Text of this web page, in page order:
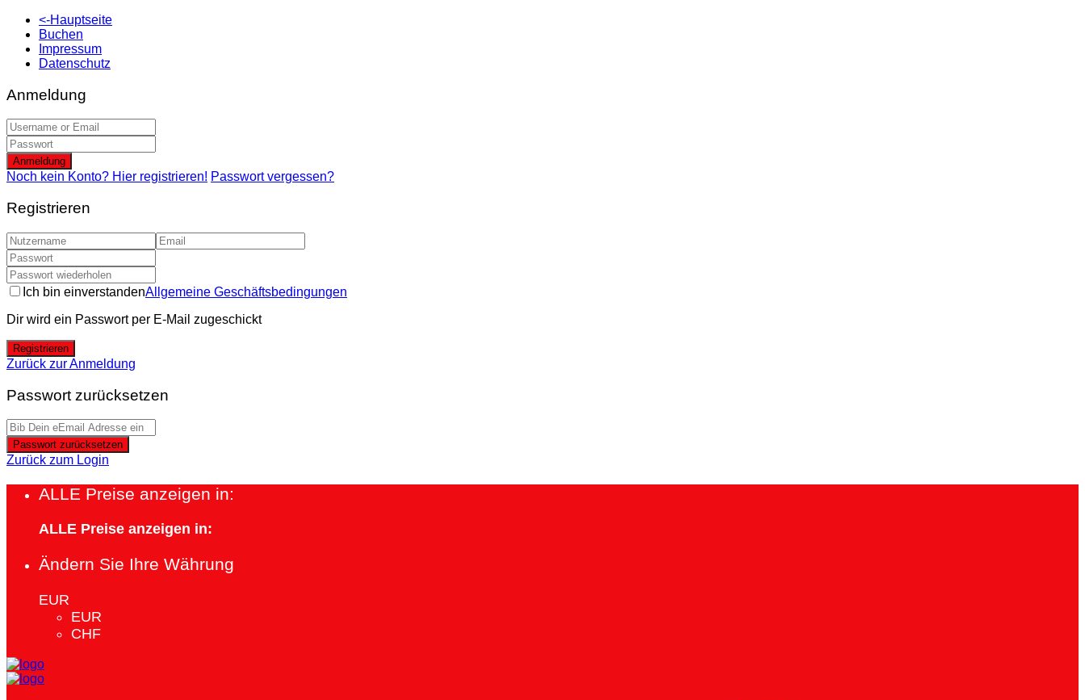
<-Hauptseite
Buchen
Impressum
Datenschutz
Anmeldung
Anmeldung
Noch kein Konto? Hier registrieren! Passwort vergessen?
Registrieren
Ich bin einverstandenAllgemeine Geschäftsbedingungen
Dir wird ein Passwort per E-Mail zugeschickt
Registrieren
Zurück zur Anmeldung
Passwort zurücksetzen
Passwort zurücksetzen
Zurück zum Login
ALLE Preise anzeigen in:
ALLE Preise anzeigen in:
Ändern Sie Ihre Währung
EUR
EUR
CHF